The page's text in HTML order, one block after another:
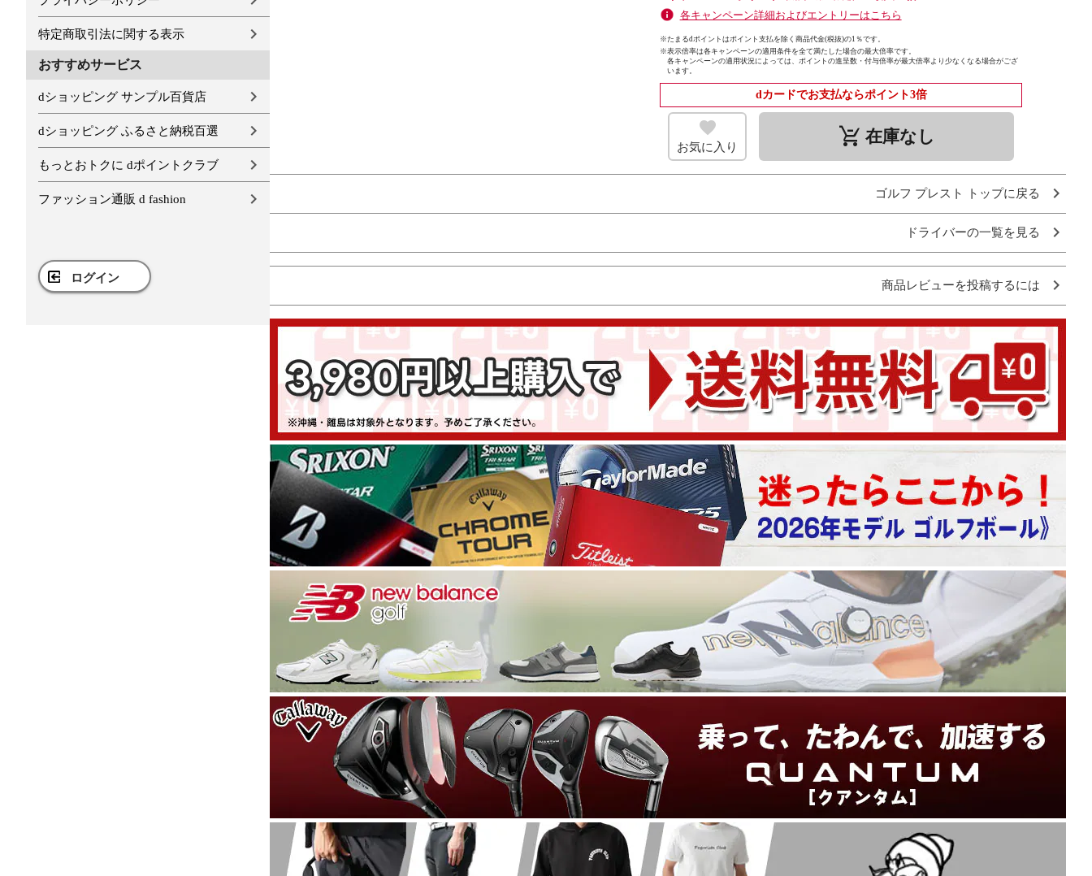
特定商取引法に関する表示
おすすめサービス
dショッピング サンプル百貨店
dショッピング ふるさと納税百選
もっとおトクに dポイントクラブ
ファッション通販 d fashion
ログイン
各キャンペーン詳細およびエントリーはこちら
※たまるdポイントはポイント支払を除く商品代金(税抜)の1％です。
※表示倍率は各キャンペーンの適用条件を全て満たした場合の最大倍率です。
各キャンペーンの適用状況によっては、ポイントの進呈数・付与倍率が最大倍率より少なくなる場合がござ
います。
dカードでお支払ならポイント3倍
お気に入り remove_shopping_cart 在庫なし
ゴルフ プレスト トップに戻る
ドライバーの一覧を見る
商品レビューを投稿するには